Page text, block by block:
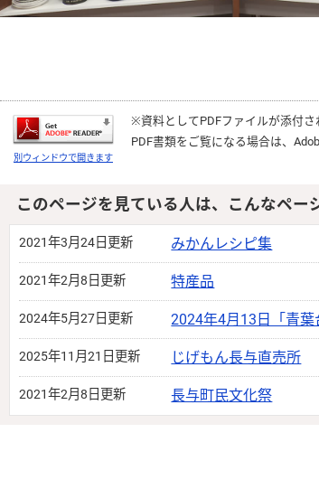
別ウィンドウで開きます
※資料としてPDFファイルが添付さ
PDF書類をご覧になる場合は、
このページを見ている人は、こんなペー
2021年3月24日更新 みかんレシピ集
2021年2月8日更新 特産品
2024年5月27日更新 2024年4月13日「青
2025年11月21日更新 じげもん長与直売所
2021年2月8日更新 長与町民文化祭